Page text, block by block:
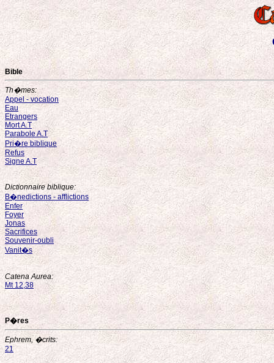
Bible
Th�mes:
Appel - vocation
Eau
Etrangers
Mort A.T
Parabole A.T
Pri�re biblique
Refus
Signe A.T
Dictionnaire biblique:
B�nedictions - afflictions
Enfer
Foyer
Jonas
Sacrifices
Souvenir-oubli
Vanit�s
Catena Aurea:
Mt 12,38
P�res
Ephrem, �crits:
21